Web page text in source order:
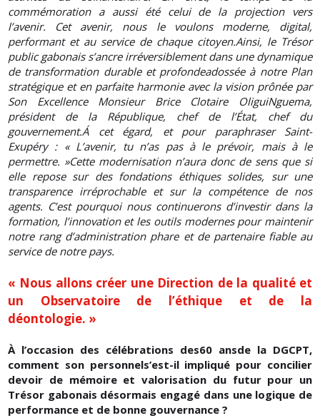
commémoration a aussi été celui de la projection vers
l’avenir. Cet avenir, nous le voulons moderne, digital,
performant et au service de chaque citoyen.Ainsi, le Trésor
public gabonais s’ancre irréversiblement dans une dynamique
de transformation durable et profondeadossée à notre Plan
stratégique et en parfaite harmonie avec la vision prônée par
Son Excellence Monsieur Brice Clotaire OliguiNguema,
président de la République, chef de l’État, chef du
gouvernement.Á cet égard, et pour paraphraser Saint-
Exupéry : « L’avenir, tu n’as pas à le prévoir, mais à le
permettre. »Cette modernisation n’aura donc de sens que si
elle repose sur des fondations éthiques solides, sur une
transparence irréprochable et sur la compétence de nos
agents. C’est pourquoi nous continuerons d’investir dans la
formation, l’innovation et les outils modernes pour maintenir
notre rang d’administration phare et de partenaire fiable au
service de notre pays.
« Nous allons créer une Direction de la qualité et
un Observatoire de l’éthique et de la
déontologie. »
À l’occasion des célébrations des60 ansde la DGCPT,
comment son personnels’est-il impliqué pour concilier
devoir de mémoire et valorisation du futur pour un
Trésor gabonais désormais engagé dans une logique de
performance et de bonne gouvernance ?